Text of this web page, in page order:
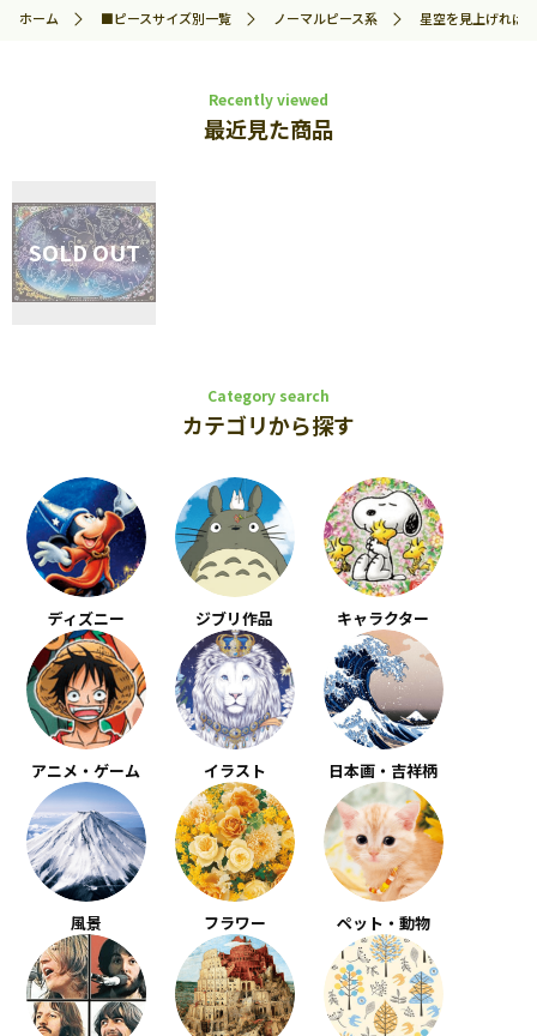
ホーム
■ピースサイズ別一覧 ノーマルピース系 星空を見上げれ
Recently viewed
最近見た商品
Category search
カテゴリから探す
ディズニー ジブリ作品 キャラクター
アニメ・ゲーム イラスト 日本画・吉祥柄
風景 フラワー ペット・動物